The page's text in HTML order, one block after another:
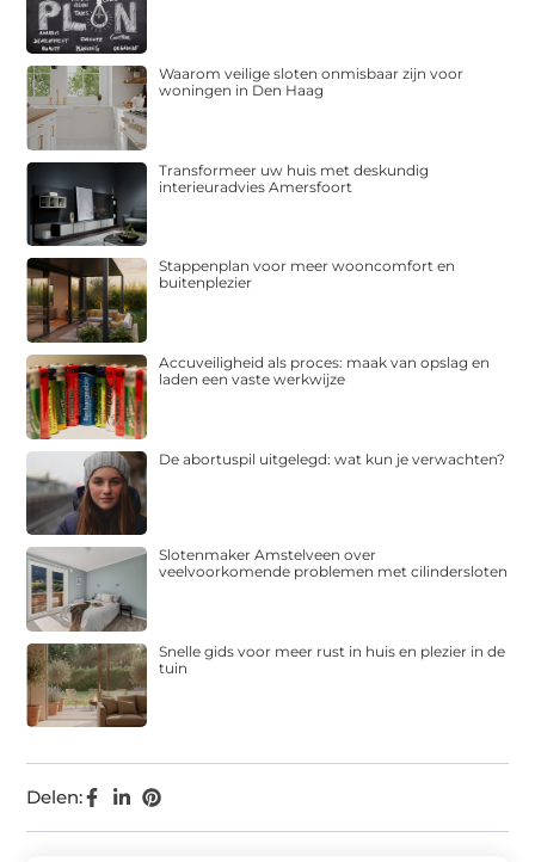
Delen:
Waarom veilige sloten onmisbaar zijn voor
woningen in Den Haag
Transformeer uw huis met deskundig
interieuradvies Amersfoort
Stappenplan voor meer wooncomfort en
buitenplezier
Accuveiligheid als proces: maak van opslag en
laden een vaste werkwijze
De abortuspil uitgelegd: wat kun je verwachten?
Slotenmaker Amstelveen over
veelvoorkomende problemen met cilindersloten
Snelle gids voor meer rust in huis en plezier in de
tuin